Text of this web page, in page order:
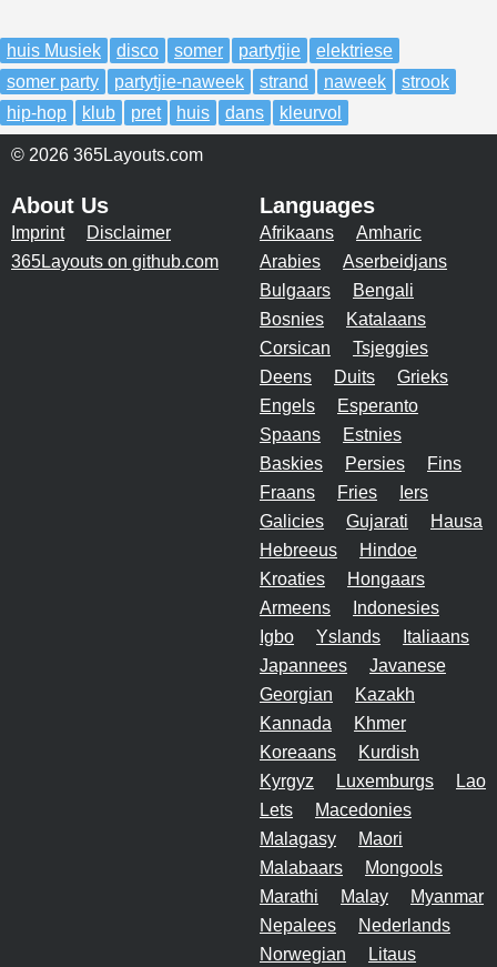
huis Musiek disco somer partytjie
elektriese
somer party
partytjie-naweek strand naweek
strook
hip-hop
klub pret huis dans kleurvol
© 2026 365Layouts.com
About Us
Imprint
Disclaimer
365Layouts on github.com
Languages
Afrikaans
Amharic
Arabies
Aserbeidjans
Bulgaars
Bengali
Bosnies
Katalaans
Corsican
Tsjeggies
Deens
Duits
Grieks
Engels
Esperanto
Spaans
Estnies
Baskies
Persies
Fins
Fraans
Fries
Iers
Galicies
Gujarati
Hausa
Hebreeus
Hindoe
Kroaties
Hongaars
Armeens
Indonesies
Igbo
Yslands
Italiaans
Japannees
Javanese
Georgian
Kazakh
Kannada
Khmer
Koreaans
Kurdish
Kyrgyz
Luxemburgs
Lao
Lets
Macedonies
Malagasy
Maori
Malabaars
Mongools
Marathi
Malay
Myanmar
Nepalees
Nederlands
Norwegian
Litaus